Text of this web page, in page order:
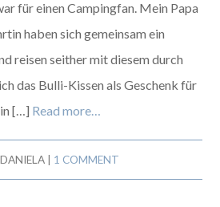
für einen Campingfan. Mein Papa
haben sich gemeinsam ein
reisen seither mit diesem durch
das Bulli-Kissen als Geschenk für
[…] Read more…
DANIELA 1 COMMENT